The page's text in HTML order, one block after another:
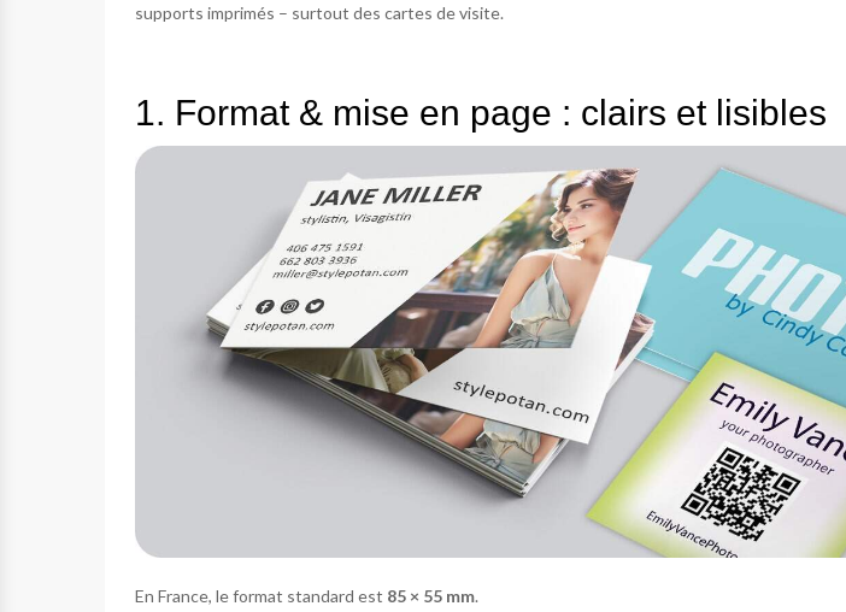
supports imprimés – surtout des cartes de visite.
1. Format & mise en page : clairs et lisibles
En France, le format standard est 85 × 55 mm.